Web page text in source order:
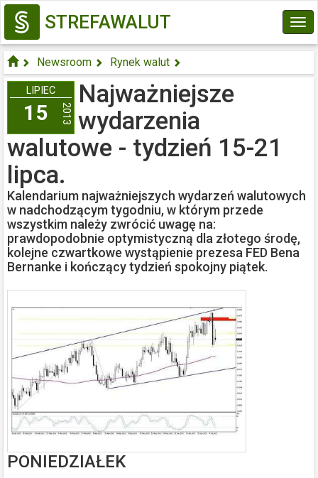
STREFAWALUT
Newsroom
Rynek walut
Najważniejsze wydarzenia walut...
LIPIEC
15 2013
Najważniejsze
wydarzenia
walutowe - tydzień 15-21
lipca.
Kalendarium najważniejszych wydarzeń walutowych
w nadchodzącym tygodniu, w którym przede
wszystkim należy zwrócić uwagę na:
prawdopodobnie optymistyczną dla złotego środę,
kolejne czwartkowe wystąpienie prezesa FED Bena
Bernanke i kończący tydzień spokojny piątek.
PONIEDZIAŁEK